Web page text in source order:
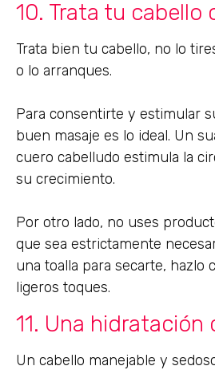
10. Trata tu cabello
Trata bien tu cabello, no lo
o lo arranques.
Para consentirte y estimular
buen masaje es lo ideal. Un
cuero cabelludo estimula la
su crecimiento.
Por otro lado, no uses
que sea estrictamente
una toalla para secarte, hazlo
ligeros toques.
11. Una hidratación
Un cabello manejable y